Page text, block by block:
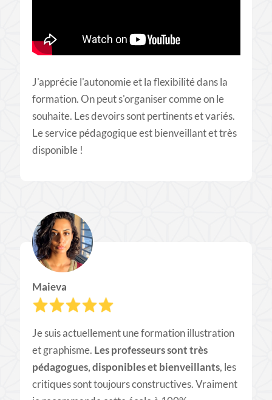
J'apprécie l'autonomie et la flexibilité dans la
formation. On peut s'organiser comme on le
souhaite. Les devoirs sont pertinents et variés.
Le service pédagogique est bienveillant et très
disponible !
Maieva
Je suis actuellement une formation illustration
et graphisme. Les professeurs sont très
pédagogues, disponibles et bienveillants, les
critiques sont toujours constructives. Vraiment